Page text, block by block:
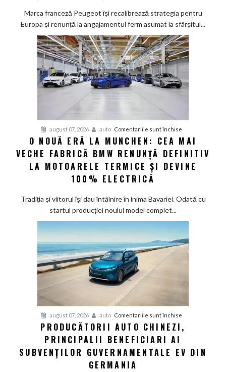
de
a
100%
electric
până
2030
șapte
noi
Marca franceză Peugeot își recalibrează strategia pentru
Europa și renunță la angajamentul ferm asumat la sfârșitul...
august 07, 2026 auto Comentariile sunt închise
O
nouă
eră
Cea
BMW
renunță
și
100%
O NOUĂ ERĂ LA MUNCHEN: CEA MAI
VECHE FABRICĂ BMW RENUNȚĂ DEFINITIV
LA MOTOARELE TERMICE ȘI DEVINE
100% ELECTRICĂ
Tradiția și viitorul își dau întâlnire în inima Bavariei. Odată cu
startul producției noului model complet...
august 07, 2026 auto Comentariile sunt închise
chinezi,
PRODUCĂTORII AUTO CHINEZI,
PRINCIPALII BENEFICIARI AI
SUBVENȚILOR GUVERNAMENTALE EV DIN
GERMANIA